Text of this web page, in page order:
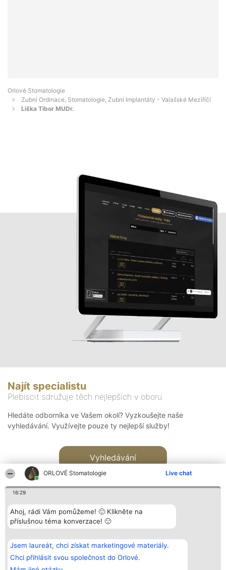
ORLOVÉ Stomatologie Live chat
16:29
Ahoj, rádi Vám pomůžeme! 🙂 Klikněte na
příslušnou téma konverzace! 🙂
Jsem laureát, chci získat marketingové materiály.
Chci přihlásit svou společnost do Orlové.
Orlové Stomatologie
Zubní Ordinace, Stomatologie, Zubní Implantáty - Valašské Meziříčí
Liška Tibor MUDr.
Najít specialistu
Plebiscit sdružuje těch nejlepších v oboru
Hledáte odborníka ve Vašem okolí? Vyzkoušejte naše
vyhledávání. Využívejte pouze ty nejlepší služby!
Vyhledávání
Bright Side Solutions sp. z o.
o. sp. k.
ul. Ruska 22
Wrocław 50-079
Vítězové
Seznam všech
laureátů
Zásady
Kontakt